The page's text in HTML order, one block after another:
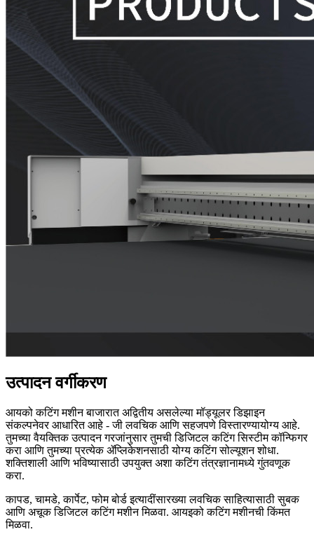
उत्पादन वर्गीकरण
आयको कटिंग मशीन बाजारात अद्वितीय असलेल्या मॉड्यूलर डिझाइन
संकल्पनेवर आधारित आहे - जी लवचिक आणि सहजपणे विस्तारण्यायोग्य आहे.
तुमच्या वैयक्तिक उत्पादन गरजांनुसार तुमची डिजिटल कटिंग सिस्टीम कॉन्फिगर
करा आणि तुमच्या प्रत्येक ॲप्लिकेशनसाठी योग्य कटिंग सोल्यूशन शोधा.
शक्तिशाली आणि भविष्यासाठी उपयुक्त अशा कटिंग तंत्रज्ञानामध्ये गुंतवणूक
करा.
कापड, चामडे, कार्पेट, फोम बोर्ड इत्यादींसारख्या लवचिक साहित्यासाठी सुबक
आणि अचूक डिजिटल कटिंग मशीन मिळवा. आयइको कटिंग मशीनची किंमत
मिळवा.